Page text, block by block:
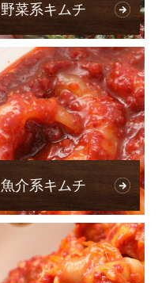
野菜系キムチ
魚介系キムチ